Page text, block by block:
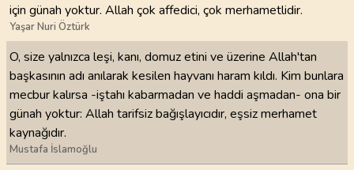
için günah yoktur. Allah çok affedici, çok merhametlidir.
Yaşar Nuri Öztürk
O, size yalnızca leşi, kanı, domuz etini ve üzerine Allah'tan
başkasının adı anılarak kesilen hayvanı haram kıldı. Kim bunlara
mecbur kalırsa -iştahı kabarmadan ve haddi aşmadan- ona bir
günah yoktur: Allah tarifsiz bağışlayıcıdır, eşsiz merhamet
kaynağıdır.
Mustafa İslamoğlu